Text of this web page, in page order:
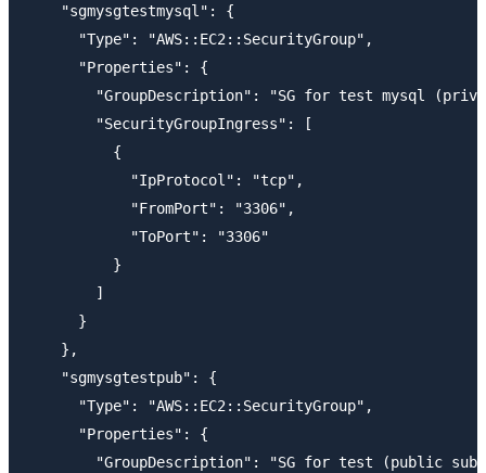
"sgmysgtestmysql": {
"Type": "AWS::EC2::SecurityGroup",
"Properties": {
"GroupDescription": "SG for test mysql
"SecurityGroupIngress": [
{
"IpProtocol": "tcp",
"FromPort": "3306",
"ToPort": "3306"
}
]
}
},
"sgmysgtestpub": {
"Type": "AWS::EC2::SecurityGroup",
"Properties": {
"GroupDescription": "SG for test (public